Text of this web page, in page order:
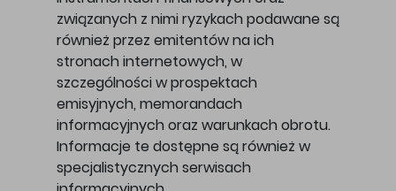
związanych z nimi ryzykach podawane są
również przez emitentów na ich
stronach internetowych, w
szczególności w prospektach
emisyjnych, memorandach
informacyjnych oraz warunkach obrotu.
Informacje te dostępne są również w
specjalistycznych serwisach